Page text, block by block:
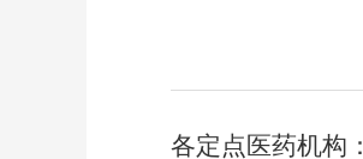
各定点医药机构：